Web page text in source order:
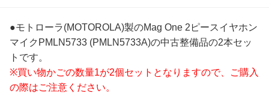
●モトローラ(MOTOROLA)製のMag One 2ピースイヤホン
マイクPMLN5733 (PMLN5733A)の中古整備品の2本セッ
トです。
※買い物かごの数量1が2個セットとなりますので、ご購入
の際はご注意ください。